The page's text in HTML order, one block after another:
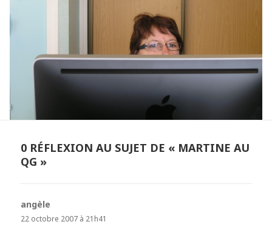
0 RÉFLEXION AU SUJET DE « MARTINE AU
QG »
angèle
22 octobre 2007 à 21h41